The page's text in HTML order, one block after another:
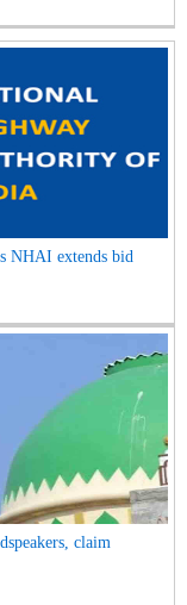
NHAI extends bid
claim